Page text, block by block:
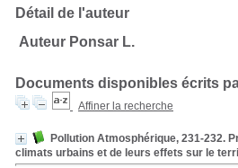
Détail de l'auteur
Auteur Ponsar L.
Documents disponibles écrits
Affiner la recherche
Pollution Atmosphérique, 231-232.
climats urbains et de leurs effets sur le